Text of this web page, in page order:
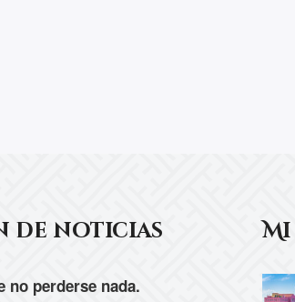
de noticias
no perderse nada.